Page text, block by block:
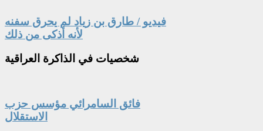
فيديو / طارق بن زياد لم يحرق سفنه
لأنه أذكى من ذلك
شخصيات في الذاكرة العراقية
فائق السامرائي مؤسس حزب
الاستقلال